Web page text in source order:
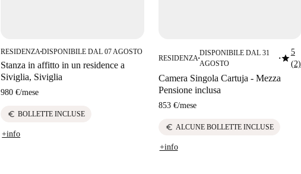
RESIDENZA■DISPONIBILE DAL 07 AGOSTO
Stanza in affitto in un residence a
Siviglia, Siviglia
980 €/mese
euro BOLLETTE INCLUSE
+info
RESIDENZA■
DISPONIBILE DAL 31
AGOSTO
■star5
(2)
Camera Singola Cartuja - Mezza
Pensione inclusa
853 €/mese
euro ALCUNE BOLLETTE INCLUSE
+info